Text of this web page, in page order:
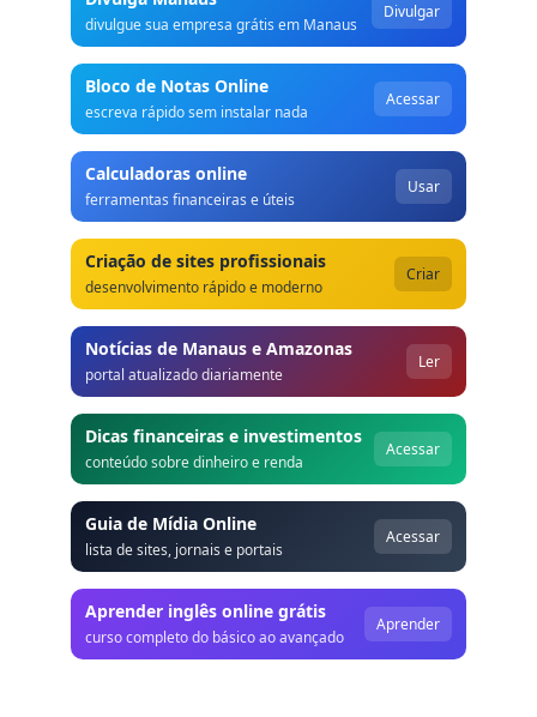
divulgue sua empresa grátis em Manaus
Divulgar
Bloco de Notas Online
escreva rápido sem instalar nada
Acessar
Calculadoras online
ferramentas financeiras e úteis
Usar
Criação de sites profissionais
desenvolvimento rápido e moderno
Criar
Notícias de Manaus e Amazonas
portal atualizado diariamente
Ler
Dicas financeiras e investimentos
conteúdo sobre dinheiro e renda
Acessar
Guia de Mídia Online
lista de sites, jornais e portais
Acessar
Aprender inglês online grátis
curso completo do básico ao avançado
Aprender